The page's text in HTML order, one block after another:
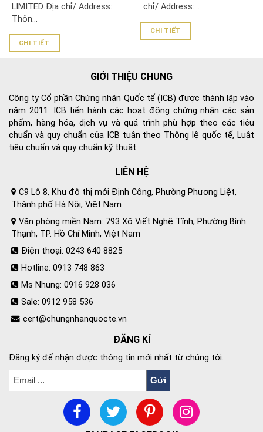
LIMITED Địa chỉ/ Address:
Thôn...
CHI TIẾT
chỉ/ Address:...
CHI TIẾT
GIỚI THIỆU CHUNG
Công ty Cổ phần Chứng nhận Quốc tế (ICB) được thành lập vào
năm 2011. ICB tiến hành các hoạt động chứng nhận các sản
phẩm, hàng hóa, dịch vụ và quá trình phù hợp theo các tiêu
chuẩn và quy chuẩn của ICB tuân theo Thông lệ quốc tế, Luật
tiêu chuẩn và quy chuẩn kỹ thuật.
LIÊN HỆ
C9 Lô 8, Khu đô thị mới Định Công, Phường Phương Liệt,
Thành phố Hà Nội, Việt Nam
Văn phòng miền Nam: 793 Xô Viết Nghệ Tĩnh, Phường Bình
Thạnh, TP. Hồ Chí Minh, Việt Nam
Điện thoại: 0243 640 8825
Hotline: 0913 748 863
Ms Nhung: 0916 928 036
Sale: 0912 958 536
cert@chungnhanquocte.vn
ĐĂNG KÍ
Đăng ký để nhận được thông tin mới nhất từ chúng tôi.